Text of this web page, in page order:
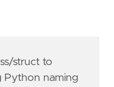
struct to
Python naming